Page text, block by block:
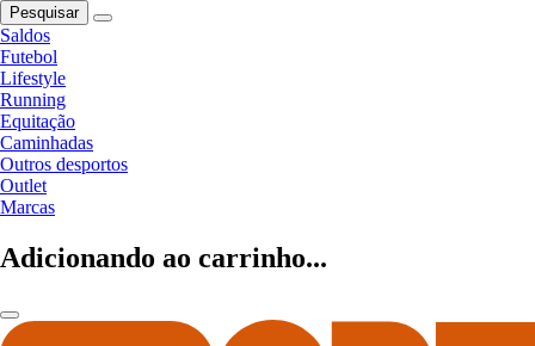
Pesquisar
Saldos
Futebol
Lifestyle
Running
Equitação
Caminhadas
Outros desportos
Outlet
Marcas
Adicionando ao carrinho...